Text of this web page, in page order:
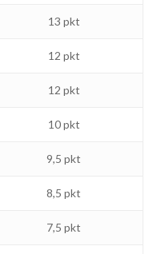
13 pkt
12 pkt
12 pkt
10 pkt
9,5 pkt
8,5 pkt
7,5 pkt